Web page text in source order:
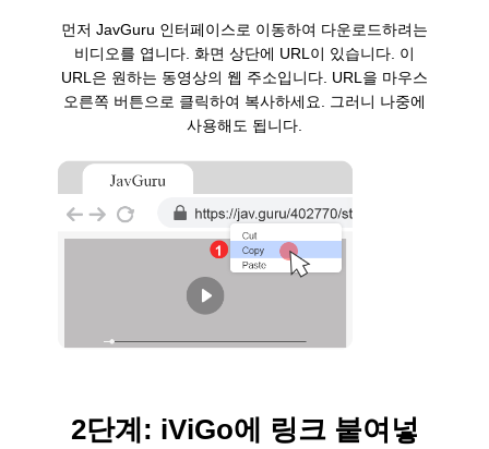
먼저 JavGuru 인터페이스로 이동하여 다운로드하려는
비디오를 엽니다. 화면 상단에 URL이 있습니다. 이
URL은 원하는 동영상의 웹 주소입니다. URL을 마우스
오른쪽 버튼으로 클릭하여 복사하세요. 그러니 나중에
사용해도 됩니다.
2단계: iViGo에 링크 붙여넣